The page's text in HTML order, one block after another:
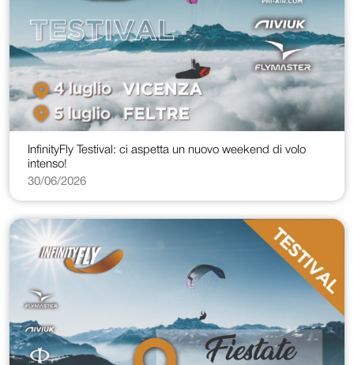
InfinityFly Testival: ci aspetta un nuovo weekend di volo
intenso!
30/06/2026